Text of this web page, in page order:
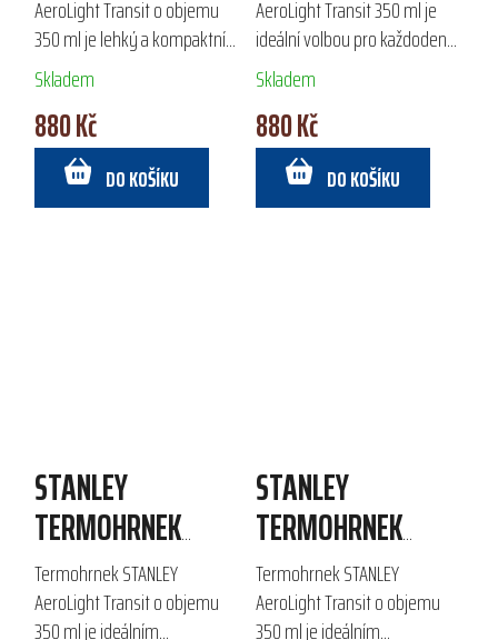
TRANSIT 350 ML
AeroLight Transit o objemu
350 ml je lehký a kompaktní
doplněk, ideální pro
každodenní použití a
cestování. Díky technologii
AeroLight TM z nerezové
oceli...
Skladem
880 Kč
DO KOŠÍKU
TRANSIT 350 ML
AeroLight Transit 350 ml je
ideální volbou pro každodenní
použití a cestování. Díky
technologii AeroLight TM je o
33 % lehčí než běžné
termohrnky, přičemž...
Skladem
880 Kč
DO KOŠÍKU
STANLEY
TERMOHRNEK
AEROLIGHT
TRANSIT 350 ML
Termohrnek STANLEY
AeroLight Transit o objemu
350 ml je ideálním
STANLEY
TERMOHRNEK
AEROLIGHT
TRANSIT 350 ML
Termohrnek STANLEY
AeroLight Transit o objemu
350 ml je ideálním